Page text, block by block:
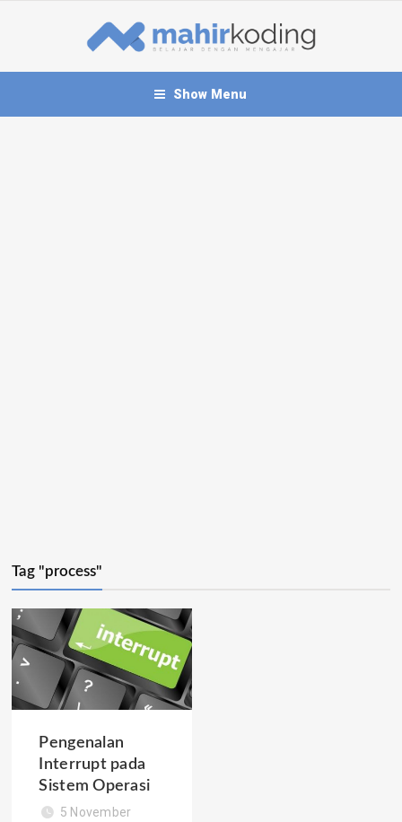
Show Menu
Tag "process"
Pengenalan
Interrupt pada
Sistem Operasi
5 November